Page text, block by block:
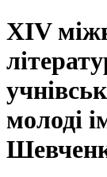
ХІV
молоді